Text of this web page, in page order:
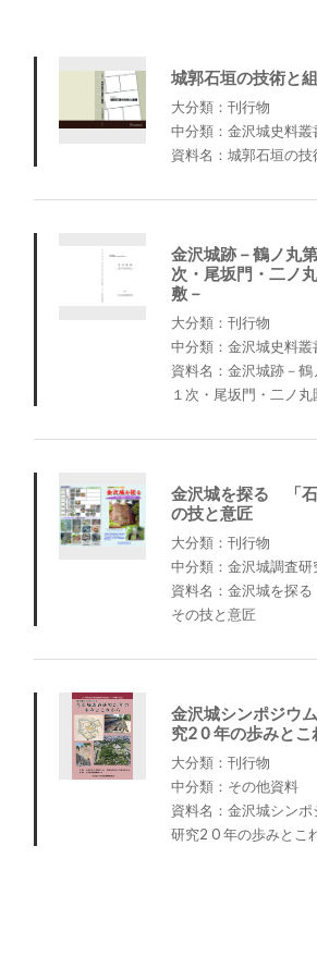
城郭石垣の技術と
大分類：刊行物
中分類：金沢城史料叢
資料名：城郭石垣の技
金沢城跡－鶴ノ丸
次・尾坂門・二ノ
敷－
大分類：刊行物
中分類：金沢城史料叢
資料名：金沢城跡－
１次・尾坂門・二ノ
金沢城を探る 「
の技と意匠
大分類：刊行物
中分類：金沢城調査研
資料名：金沢城を探
その技と意匠
金沢城シンポジウ
究2 0 年の歩みとこ
大分類：刊行物
中分類：その他資料
資料名：金沢城シン
研究2 0 年の歩みとこ